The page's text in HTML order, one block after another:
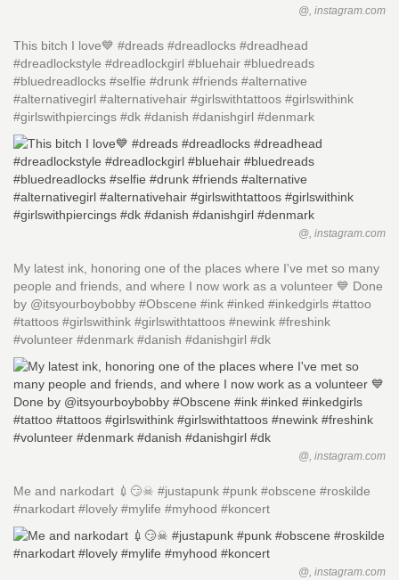
@, instagram.com
This bitch I love💙 #dreads #dreadlocks #dreadhead
#dreadlockstyle #dreadlockgirl #bluehair #bluedreads
#bluedreadlocks #selfie #drunk #friends #alternative
#alternativegirl #alternativehair #girlswithtattoos #girlswithink
#girlswithpiercings #dk #danish #danishgirl #denmark
@, instagram.com
My latest ink, honoring one of the places where I've met so many
people and friends, and where I now work as a volunteer 💙 Done
by @itsyourboybobby #Obscene #ink #inked #inkedgirls #tattoo
#tattoos #girlswithink #girlswithtattoos #newink #freshink
#volunteer #denmark #danish #danishgirl #dk
@, instagram.com
Me and narkodart 💉😏☠ #justapunk #punk #obscene #roskilde
#narkodart #lovely #mylife #myhood #koncert
@, instagram.com